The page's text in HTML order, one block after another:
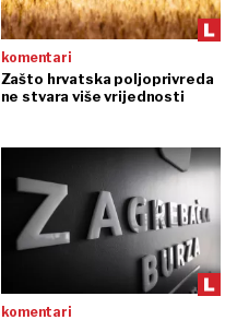
komentari
Zašto hrvatska poljoprivreda
ne stvara više vrijednosti
komentari